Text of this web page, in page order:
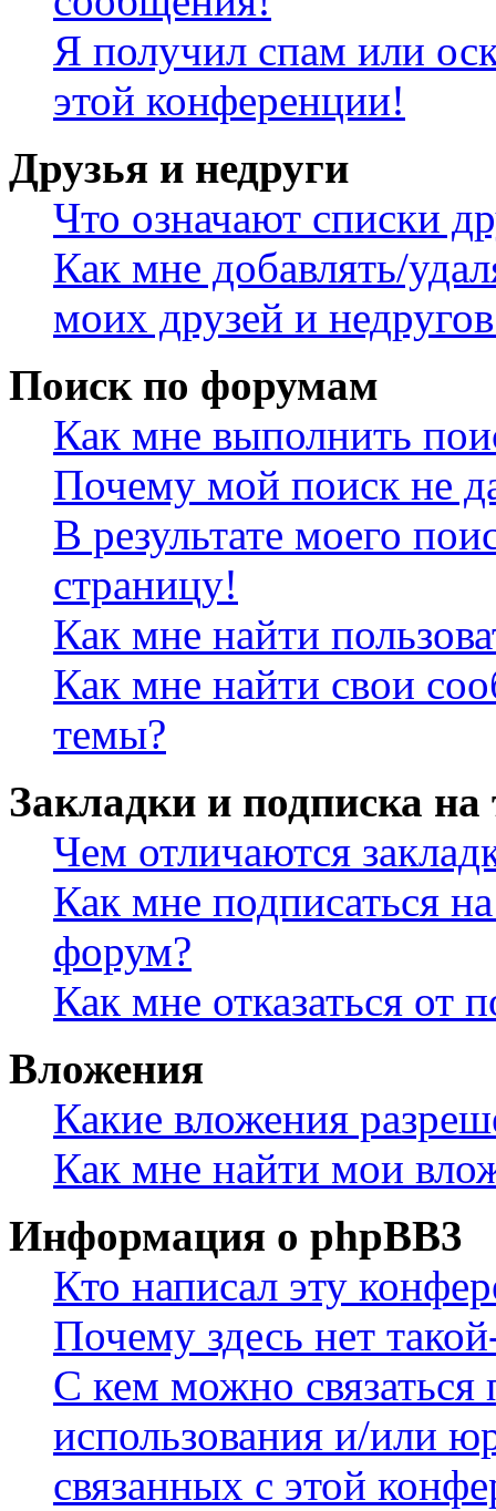
Я получил спам или
этой конференции!
Друзья и недруги
Что означают списки
Как мне добавлять/
моих друзей и
Поиск по форумам
Как мне выполнить
Почему мой поиск не
В результате моего
страницу!
Как мне найти
Как мне найти свои
темы?
Закладки и подписка
Чем отличаются
Как мне подписаться
форум?
Как мне отказаться от
Вложения
Какие вложения
Как мне найти мои
Информация о phpBB3
Кто написал эту
Почему здесь нет
С кем можно связаться
использования и/или
связанных с этой